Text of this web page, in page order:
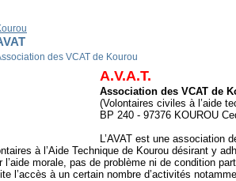
des VCAT de Kourou
A.V.A.T.
Association des VCAT de
(Volontaires civiles à l’aide
BP 240 - 97376 KOUROU
L’AVAT est une association
à l’Aide Technique de Kourou désirant y
l’aide morale, pas de problème ni de condition
l’accès à un certain nombre d’activités